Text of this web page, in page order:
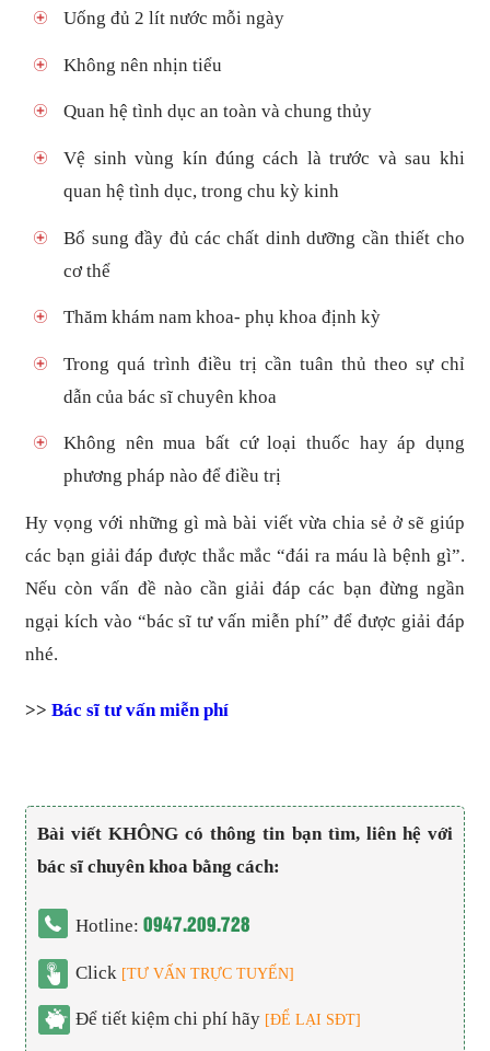
Uống đủ 2 lít nước mỗi ngày
Không nên nhịn tiểu
Quan hệ tình dục an toàn và chung thủy
Vệ sinh vùng kín đúng cách là trước và sau khi
quan hệ tình dục, trong chu kỳ kinh
Bổ sung đầy đủ các chất dinh dưỡng cần thiết cho
cơ thể
Thăm khám nam khoa- phụ khoa định kỳ
Trong quá trình điều trị cần tuân thủ theo sự chỉ
dẫn của bác sĩ chuyên khoa
Không nên mua bất cứ loại thuốc hay áp dụng
phương pháp nào để điều trị
Hy vọng với những gì mà bài viết vừa chia sẻ ở sẽ giúp
các bạn giải đáp được thắc mắc “đái ra máu là bệnh gì”.
Nếu còn vấn đề nào cần giải đáp các bạn đừng ngần
ngại kích vào “bác sĩ tư vấn miễn phí” để được giải đáp
nhé.
>>Bác sĩ tư vấn miễn phí
Bài viết KHÔNG có thông tin bạn tìm, liên hệ với
bác sĩ chuyên khoa bằng cách:
Hotline:0947.209.728
Click [TƯ VẤN TRỰC TUYẾN]
Để tiết kiệm chi phí hãy [ĐỂ LẠI SĐT]